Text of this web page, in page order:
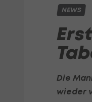
NEWS
Die
wieder